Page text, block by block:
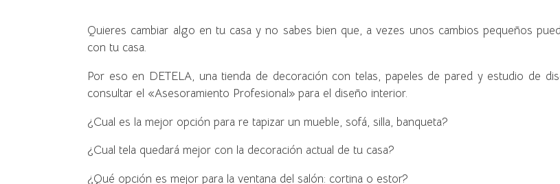
Quieres cambiar algo en tu casa y no sabes bien que, a vezes unos cambios pequeños
con tu casa.
Por eso en DETELA, una tienda de decoración con telas, papeles de pared y estudio de
consultar el «Asesoramiento Profesional» para el diseño interior.
¿Cual es la mejor opción para re tapizar un mueble, sofá, silla, banqueta?
¿Cual tela quedará mejor con la decoración actual de tu casa?
¿Qué opción es mejor para la ventana del salón: cortina o estor?